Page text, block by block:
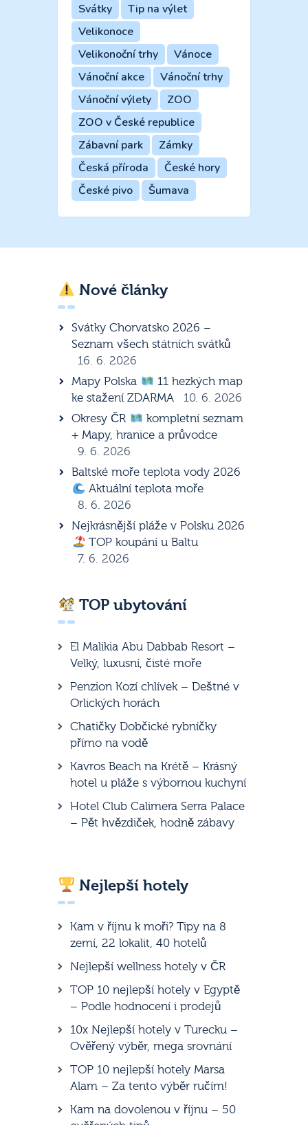
Svátky
Tip na výlet
Velikonoce
Velikonoční trhy
Vánoce
Vánoční akce
Vánoční trhy
Vánoční výlety
ZOO
ZOO v České republice
Zábavní park
Zámky
Česká příroda
České hory
České pivo
Šumava
Nové články
Svátky Chorvatsko 2026 –
Seznam všech státních svátků
16. 6. 2026
Mapy Polska
11 hezkých map
ke stažení ZDARMA
10. 6. 2026
Okresy ČR
kompletní seznam
+ Mapy, hranice a průvodce
9. 6. 2026
Baltské moře teplota vody 2026
Aktuální teplota moře
8. 6. 2026
Nejkrásnější pláže v Polsku 2026
TOP koupání u Baltu
7. 6. 2026
TOP ubytování
El Malikia Abu Dabbab Resort –
Velký, luxusní, čisté moře
Penzion Kozí chlívek – Deštné v
Orlických horách
Chatičky Dobčické rybníčky
přímo na vodě
Kavros Beach na Krétě – Krásný
hotel u pláže s výbornou kuchyní
Hotel Club Calimera Serra Palace
– Pět hvězdiček, hodně zábavy
Nejlepší hotely
Kam v říjnu k moři? Tipy na 8
zemí, 22 lokalit, 40 hotelů
Nejlepší wellness hotely v ČR
TOP 10 nejlepší hotely v Egyptě
– Podle hodnocení i prodejů
10x Nejlepší hotely v Turecku –
Ověřený výběr, mega srovnání
TOP 10 nejlepší hotely Marsa
Alam – Za tento výběr ručím!
Kam na dovolenou v říjnu – 50